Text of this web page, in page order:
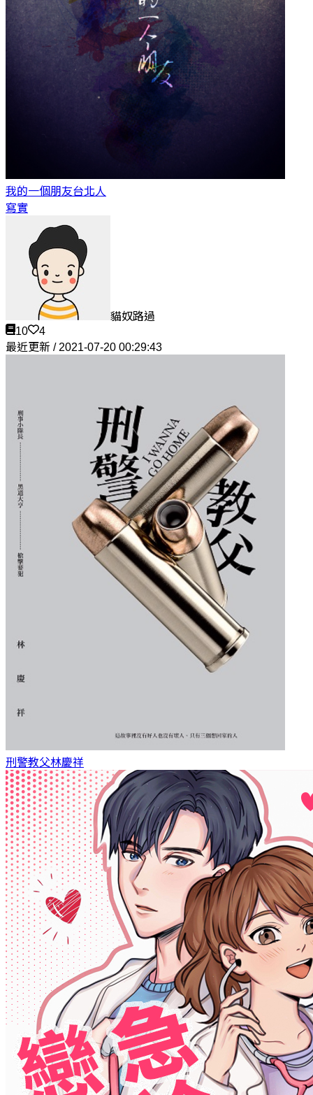
我的一個朋友台北人
寫實
貓奴路過
10
4
最近更新 / 2021-07-20 00:29:43
刑警教父林慶祥